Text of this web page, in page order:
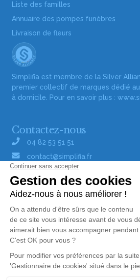
Liste des familles
Annuaire des pompes funèbres
Livraison de fleurs
Simplifia est membre de la Silver
premier collectif de marques dédié
à domicile. Pour en savoir plus :
Contactez-nous
04 82 53 51 51
contact@simplifia.fr
Réseaux sociaux
Liens utiles
Publier un avis de décès
Signaler un abus/une erreur